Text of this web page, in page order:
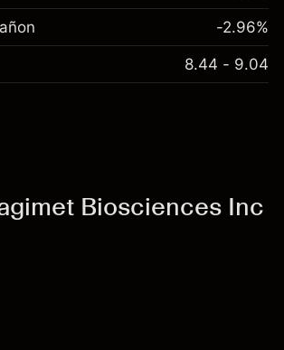
-2.96%
8.44 - 9.04
Biosciences Inc